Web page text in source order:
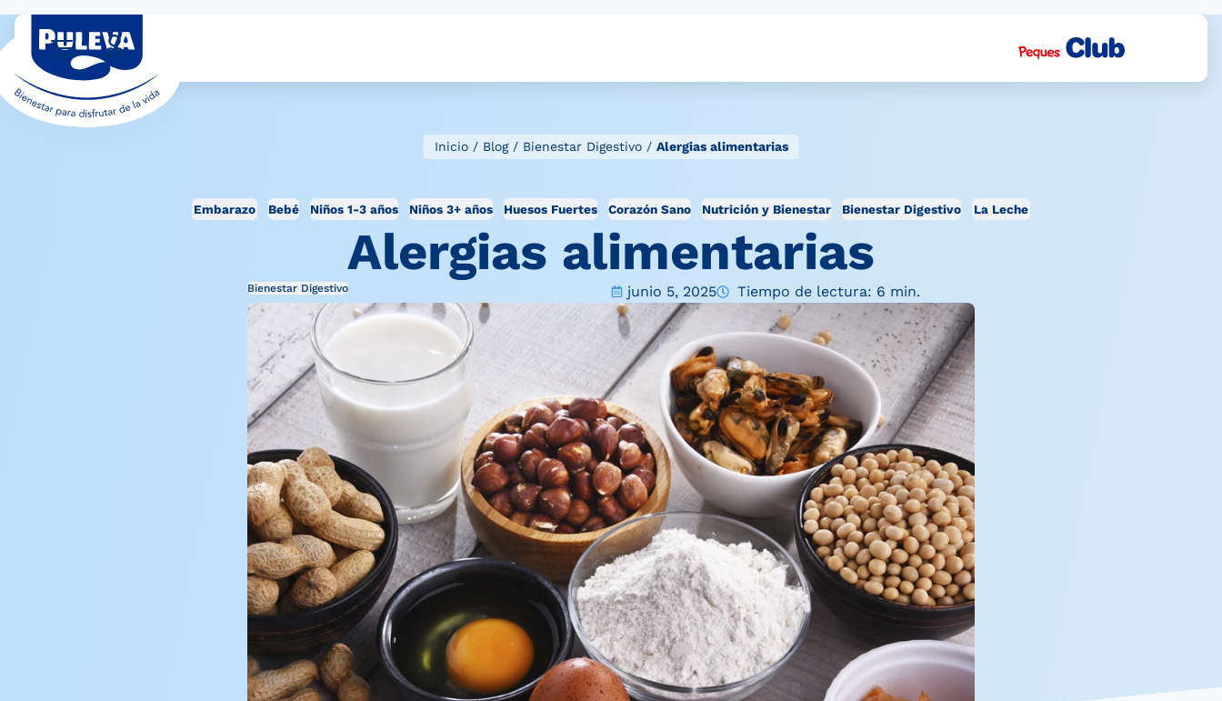
Inicio/ Blog/ Bienestar Digestivo/ Alergias alimentarias
Embarazo Bebé Niños 1-3 años Niños 3+ años Huesos Fuertes Corazón Sano Nutrición y Bienestar Bienestar Digestivo La Leche
Alergias alimentarias
Bienestar Digestivo junio 5, 2025 Tiempo de lectura: 6 min.